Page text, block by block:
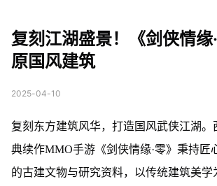
复刻江湖盛景！《剑侠情缘
原国风建筑
2025-04-10
复刻东方建筑风华，打造国风武侠江湖。
典续作MMO手游《剑侠情缘·零》秉持匠
的古建文物与研究资料，以传统建筑美学